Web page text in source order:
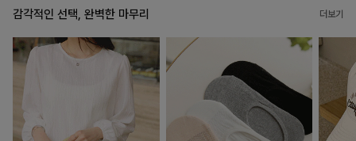
감각적인 선택, 완벽한 마무리 더보기